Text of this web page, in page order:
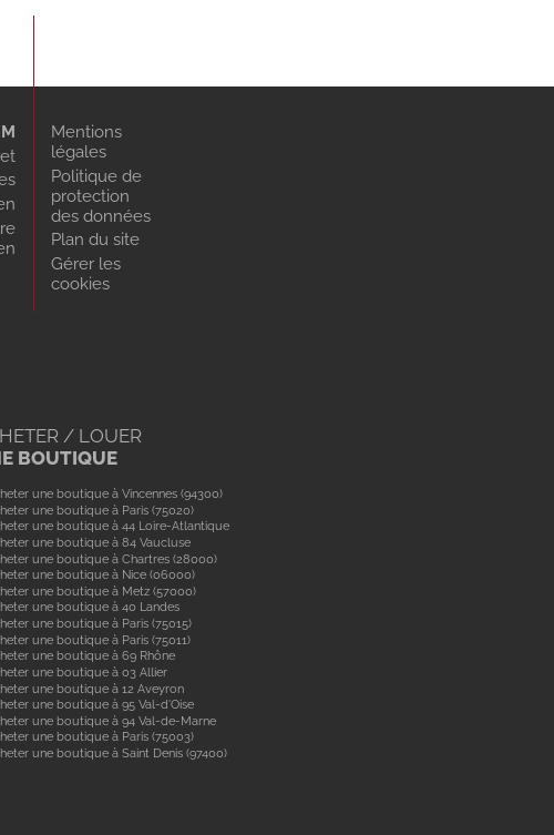
Mentions
légales
Politique de
protection
des données
Plan du site
Gérer les
cookies
/ LOUER
BOUTIQUE
une boutique à Vincennes (94300)
une boutique à Paris (75020)
une boutique à 44 Loire-Atlantique
une boutique à 84 Vaucluse
une boutique à Chartres (28000)
une boutique à Nice (06000)
une boutique à Metz (57000)
une boutique à 40 Landes
une boutique à Paris (75015)
une boutique à Paris (75011)
une boutique à 69 Rhône
une boutique à 03 Allier
une boutique à 12 Aveyron
une boutique à 95 Val-d'Oise
une boutique à 94 Val-de-Marne
une boutique à Paris (75003)
une boutique à Saint Denis (97400)